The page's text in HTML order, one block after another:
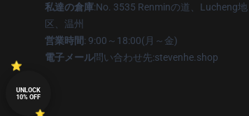
私達の倉庫:No. 3535 Renminの道、Lucheng地
区、温州
営業時間: 9:00～18:00(月～金)
電子メール問い合わせ先:stevenhe.shop
UNLOCK
10% OFF